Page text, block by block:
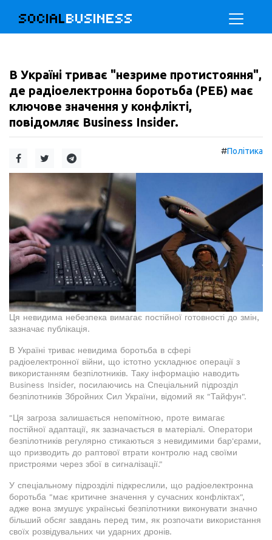
SOCIALBUSINESS
В Україні триває "незриме протистояння",
де радіоелектронна боротьба (РЕБ) має
ключове значення у конфлікті,
повідомляє Business Insider.
#Політика
Ця невидима небезпека вимагає постійної готовності до змін,
зазначає публікація.
В Україні триває невидима боротьба в сфері
радіоелектронної війни, що істотно ускладнює операції з
використанням безпілотників. Таку інформацію наводить
Business Insider, посилаючись на Спеціальний підрозділ
безпілотників Збройних Сил України, відомий як "Тайфун".
"Ця загроза залишається непомітною, проте вимагає
постійної адаптації, як зазначається в матеріалі. Оператори
безпілотників регулярно стикаються з невидимими бар'єрами,
що призводить до раптової втрати контролю над своїми
пристроями через збої в сигналізації."
У спеціальному підрозділі підкреслили, що радіоелектронна
боротьба "має критичне значення у сучасних конфліктах",
адже вона змушує українські безпілотники виконувати значно
більший обсяг завдань перед тим, як розпочати використання
своїх розвідувальних чи ударних дронів.